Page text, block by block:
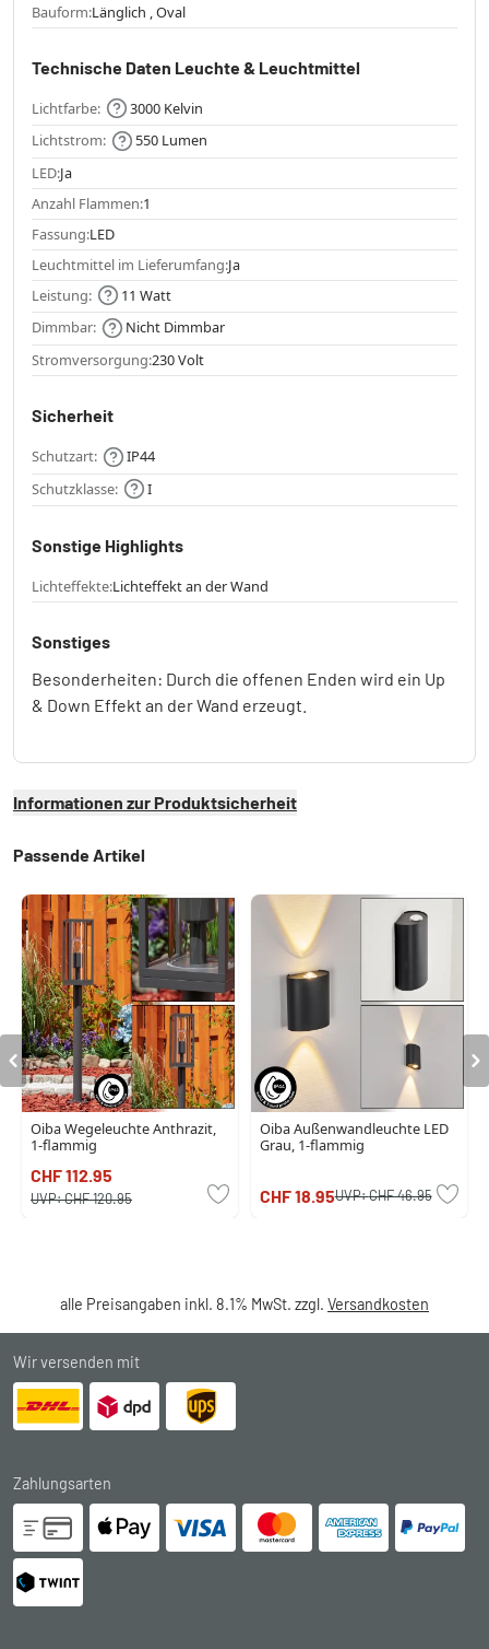
Bauform:Länglich , Oval
Technische Daten Leuchte & Leuchtmittel
Lichtfarbe:
3000 Kelvin
Lichtstrom:
550 Lumen
LED:Ja
Anzahl Flammen:1
Fassung:LED
Leuchtmittel im Lieferumfang:Ja
Leistung:
11 Watt
Dimmbar:
Nicht Dimmbar
Stromversorgung:230 Volt
Sicherheit
Schutzart:
IP44
Schutzklasse:
I
Sonstige Highlights
Lichteffekte:Lichteffekt an der Wand
Sonstiges
Besonderheiten: Durch die offenen Enden wird ein Up
& Down Effekt an der Wand erzeugt.
Informationen zur Produktsicherheit
Passende Artikel
Oiba Wegeleuchte Anthrazit,
1-flammig
CHF 112.95
UVP:CHF 120.95
Oiba Außenwandleuchte LED
Grau, 1-flammig
CHF 18.95UVP:CHF 46.95
alle Preisangaben inkl. 8.1% MwSt. zzgl. Versandkosten
Wir versenden mit
Zahlungsarten